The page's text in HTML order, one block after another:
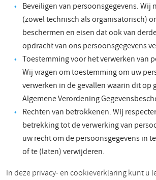
Beveiligen van persoonsgegevens. Wij
(zowel technisch als organisatorisch)
beschermen en eisen dat ook van
opdracht van ons persoonsgegevens
Toestemming voor het verwerken van
Wij vragen om toestemming om uw
verwerken in de gevallen waarin dit op
Algemene Verordening
Rechten van betrokkenen. Wij
betrekking tot de verwerking van
uw recht om de persoonsgegevens in
of te (laten) verwijderen.
In deze privacy- en cookieverklaring kunt u